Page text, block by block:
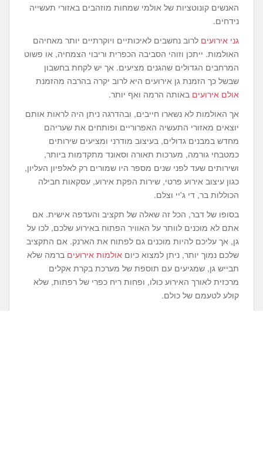
האנשים קונוטציות של אולמי שמחות מוזהבים באזורי תעשייה
נידחים.
גני אירועים לרוב נחשבים לאיכותיים ויוקרתיים יותר מאחיהם
האולמות. ייתכן וזוהי הסביבה הכפרית וריבוי הצמחיה, או פשוט
המרחבים הגדולים שהגנים מציעים. אך יש לקחת בחשבון
שבשל כך הזמנת גן אירועים היא לרוב יקרה בהרבה מהזמנת
אולם אירועים באותה הרמה ואף יותר.
אך האולמות לא נשארו חייבים, ובהדרגה ניתן היה לראות אותם
יוצאים מאזורי התעשיה האפרוריים ופותחים את שעריהם
מחדש במבנים גדולים, בעיצוב מודרני ומציעים שירותים
כמטבחי גורמה, מערכות תאורה וסאונד מתקדמות ביותר,
ושירותים שעד לפני שנים מספר היו שמורים רק לאלפיון העליון,
כגון עיצוב אירוע פרטי, שירות הפקת אירוע, עסקאות חבילה
הכוללות בר, די ג'יי וצלם.
בסופו של דבר, הכל זה שאלה של תקציב והעדפה אישית. אם
אתם לא מוכנים לוותר על האוויר הפתוח באירוע שלכם, לכו על
גן, אך עליכם להיות מוכנים גם לפתוח את הארנק. אם התקציב
שלכם נמוך יותר, ניתן למצוא כיום אולמות אירועים ברמה שלא
תבייש גן, שמגיעים עם תוספת של מערכת בקרת אקלים
מרכזית לאורך האירוע כולו, ופחות ריח כפרי של רפתות, שלא
קולע לטעמם של כולם.